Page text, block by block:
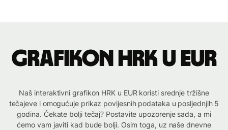
Grafikon HRK u EUR
Naš interaktivni grafikon HRK u EUR koristi srednje tržišne
tečajeve i omogućuje prikaz povijesnih podataka u posljednjih 5
godina. Čekate bolji tečaj? Postavite upozorenje sada, a mi
ćemo vam javiti kad bude bolji. Osim toga, uz naše dnevne